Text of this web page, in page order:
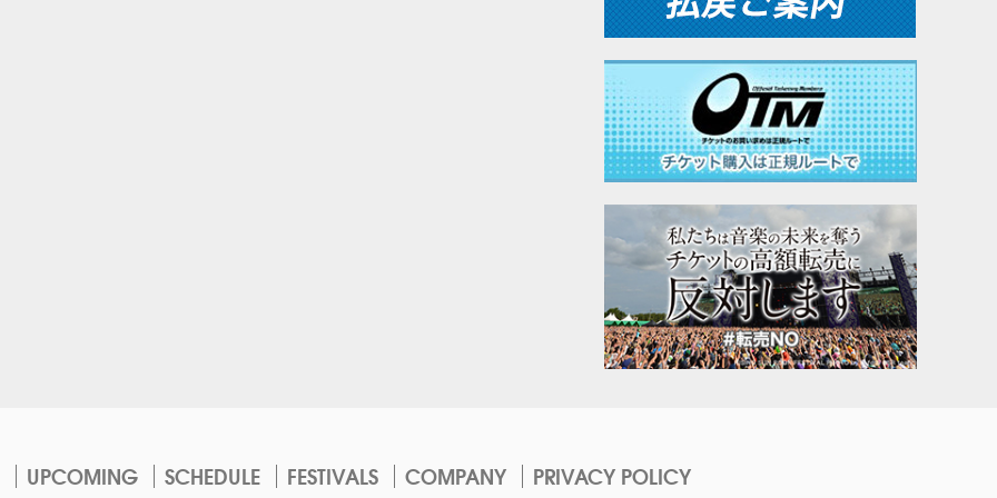
UPCOMING SCHEDULE FESTIVALS COMPANY PRIVACY POLICY